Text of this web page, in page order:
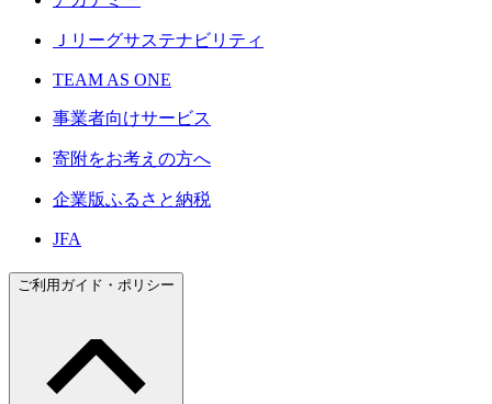
Ｊリーグサステナビリティ
TEAM AS ONE
事業者向けサービス
寄附をお考えの方へ
企業版ふるさと納税
JFA
ご利用ガイド・ポリシー